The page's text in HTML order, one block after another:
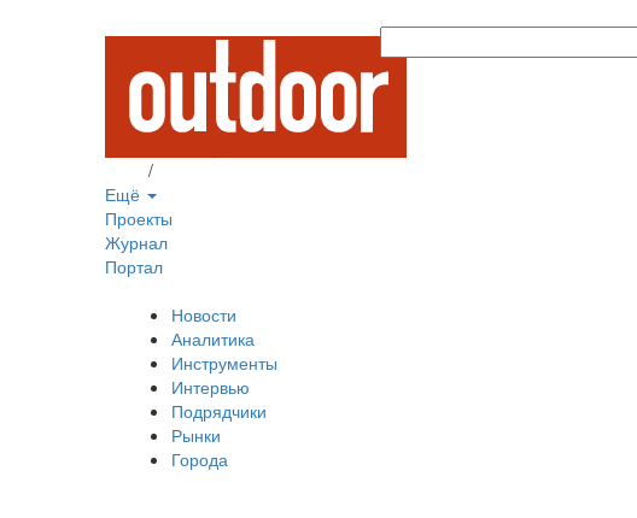
/
Ещё
Проекты
Журнал
Портал
Новости
Аналитика
Инструменты
Интервью
Подрядчики
Рынки
Города